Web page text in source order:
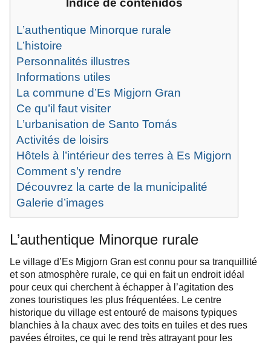
L’authentique Minorque rurale
L’histoire
Personnalités illustres
Informations utiles
La commune d’Es Migjorn Gran
Ce qu’il faut visiter
L’urbanisation de Santo Tomás
Activités de loisirs
Hôtels à l’intérieur des terres à Es Migjorn
Comment s’y rendre
Découvrez la carte de la municipalité
Galerie d’images
L’authentique Minorque rurale
Le village d’Es Migjorn Gran est connu pour sa tranquillité
et son atmosphère rurale, ce qui en fait un endroit idéal
pour ceux qui cherchent à échapper à l’agitation des
zones touristiques les plus fréquentées. Le centre
historique du village est entouré de maisons typiques
blanchies à la chaux avec des toits en tuiles et des rues
pavées étroites, ce qui le rend très attrayant pour les